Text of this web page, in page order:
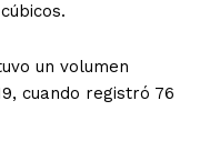
un volumen
cuando registró 76